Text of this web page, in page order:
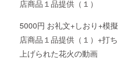
店商品１品提供（１）
5000円 お礼文+しおり+模擬
店商品１品提供（１）+打ち
上げられた花火の動画